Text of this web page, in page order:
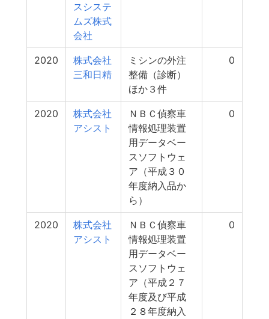
スシステ
ムズ株式
会社
2020
株式会社
三和日精
ミシンの外注
整備（診断）
ほか３件
0
2020
株式会社
アシスト
ＮＢＣ偵察車
情報処理装置
用データベー
スソフトウェ
ア（平成３０
年度納入品か
ら）
0
2020
株式会社
アシスト
ＮＢＣ偵察車
情報処理装置
用データベー
スソフトウェ
ア（平成２７
年度及び平成
２８年度納入
0